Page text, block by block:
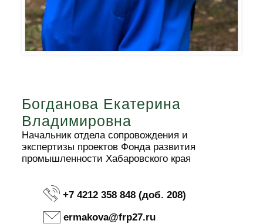
Богданова Екатерина
Владимировна
Начальник отдела сопровождения и
экспертизы проектов Фонда развития
промышленности Хабаровского края
+7 4212 358 848 (доб. 208)
ermakova@frp27.ru